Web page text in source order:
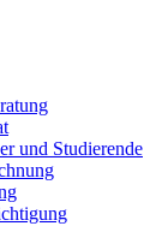
und Studierende